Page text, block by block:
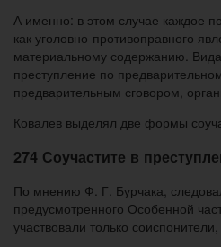
А именно: в этом случае каждое
как уголовно-противоправного
материальному содержанию.
преступление по
предварительным сговором,
Ковалев выделял две формы
274 Соучастите в
По мнению Ф. Г. Бурчака,
предусмотренного Особенной
участвовали только